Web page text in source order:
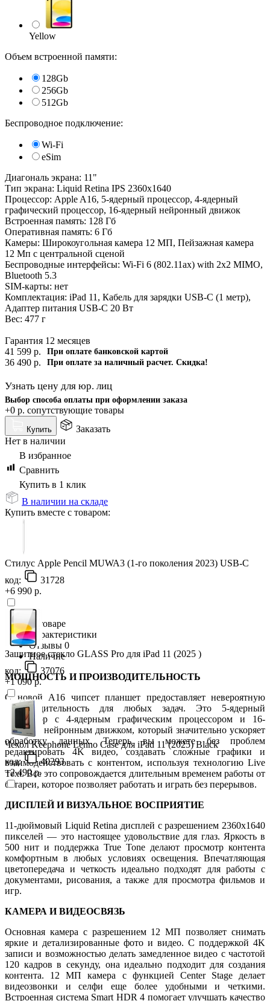
Yellow
Объем встроенной памяти:
128Gb
256Gb
512Gb
Беспроводное подключение:
Wi-Fi
eSim
Диагональ экрана: 11"
Тип экрана: Liquid Retina IPS 2360x1640
Процессор: Apple A16, 5-ядерный процессор, 4-ядерный
графический процессор, 16-ядерный нейронный движок
Встроенная память: 128 Гб
Оперативная память: 6 Гб
Камеры: Широкоугольная камера 12 МП, Пейзажная камера
12 Мп с центральной сценой
Беспроводные интерфейсы: Wi-Fi 6 (802.11ax) with 2x2 MIMO,
Bluetooth 5.3
SIM-карты: нет
Комплектация: iPad 11, Кабель для зарядки USB-C (1 метр),
Адаптер питания USB-C 20 Вт
Вес: 477 г
Гарантия 12 месяцев
41 599 р. При оплате банковской картой
36 490 р. При оплате за наличный расчет. Скидка!
Узнать цену для юр. лиц
Выбор способа оплаты при оформлении заказа
+0 р. сопутствующие товары
Купить
Заказать
Нет в наличии
В избранное
Сравнить
Купить в 1 клик
В наличии на складе
Купить вместе с товаром:
Стилус Apple Pencil MUWA3 (1-го поколения 2023) USB-C
код:
31728
+6 990 р.
Защитное стекло GLASS Pro для iPad 11 (2025 )
код:
37076
+1 090 р.
Чехол Keephone Lenno Case для iPad 11 (2025) Black
код:
40293
+2 490 р.
О товаре
Характеристики
Отзывы 0
Наличие
МОЩНОСТЬ И ПРОИЗВОДИТЕЛЬНОСТЬ
С новой A16 чипсет планшет предоставляет невероятную
производительность для любых задач. Это 5-ядерный
процессор с 4-ядерным графическим процессором и 16-
ядерным нейронным движком, который значительно ускоряет
обработку данных. Теперь вы можете без проблем
редактировать 4K видео, создавать сложные графики и
взаимодействовать с контентом, используя технологию Live
Text. Все это сопровождается длительным временем работы от
батареи, которое позволяет работать и играть без перерывов.
ДИСПЛЕЙ И ВИЗУАЛЬНОЕ ВОСПРИЯТИЕ
11-дюймовый Liquid Retina дисплей с разрешением 2360x1640
пикселей — это настоящее удовольствие для глаз. Яркость в
500 нит и поддержка True Tone делают просмотр контента
комфортным в любых условиях освещения. Впечатляющая
цветопередача и четкость идеально подходят для работы с
документами, рисования, а также для просмотра фильмов и
игр.
КАМЕРА И ВИДЕОСВЯЗЬ
Основная камера с разрешением 12 МП позволяет снимать
яркие и детализированные фото и видео. С поддержкой 4K
записи и возможностью делать замедленное видео с частотой
120 кадров в секунду, она идеально подходит для создания
контента. 12 МП камера с функцией Center Stage делает
видеозвонки и селфи еще более удобными и четкими.
Встроенная система Smart HDR 4 помогает улучшать качество